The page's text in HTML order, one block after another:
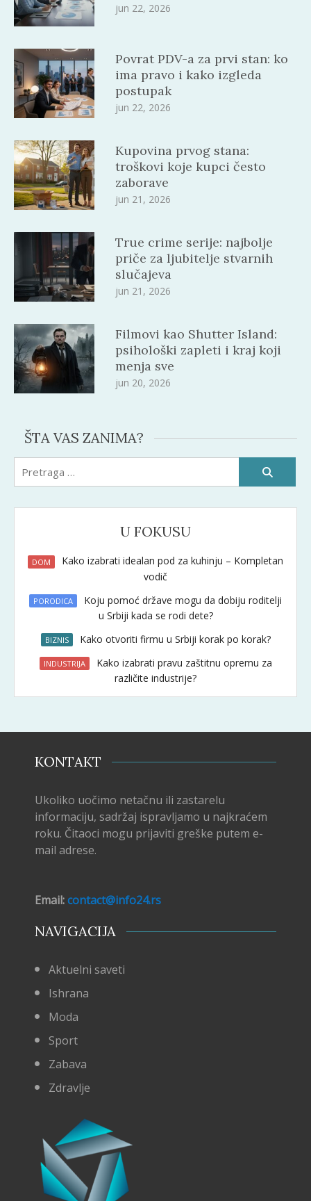
jun 22, 2026
Povrat PDV-a za prvi stan: ko
ima pravo i kako izgleda
postupak
jun 22, 2026
Kupovina prvog stana:
troškovi koje kupci često
zaborave
jun 21, 2026
True crime serije: najbolje
priče za ljubitelje stvarnih
slučajeva
jun 21, 2026
Filmovi kao Shutter Island:
psihološki zapleti i kraj koji
menja sve
jun 20, 2026
ŠTA VAS ZANIMA?
U FOKUSU
DOM
Kako izabrati idealan pod za kuhinju – Kompletan
vodič
PORODICA
Koju pomoć države mogu da dobiju roditelji
u Srbiji kada se rodi dete?
BIZNIS Kako otvoriti firmu u Srbiji korak po korak?
INDUSTRIJA
Kako izabrati pravu zaštitnu opremu za
različite industrije?
KONTAKT
Ukoliko uočimo netačnu ili zastarelu
informaciju, sadržaj ispravljamo u najkraćem
roku. Čitaoci mogu prijaviti greške putem e-
mail adrese.
Email:contact@info24.rs
NAVIGACIJA
Aktuelni saveti
Ishrana
Moda
Sport
Zabava
Zdravlje